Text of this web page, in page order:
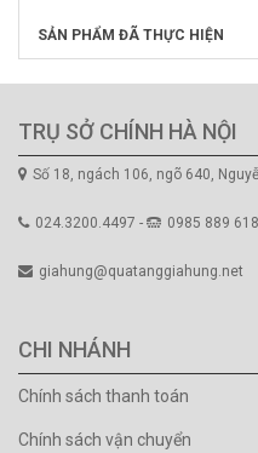
SẢN PHẨM ĐÃ THỰC HIỆN
TRỤ SỞ CHÍNH HÀ NỘI
Số 18, ngách 106, ngõ 640,
024.3200.4497 - 0985 889 618
giahung@quatanggiahung.net
CHI NHÁNH
Chính sách thanh toán
Chính sách vận chuyển